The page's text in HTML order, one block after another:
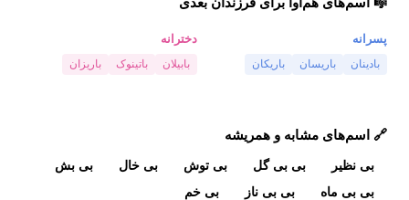
🎼 اسم‌های هم‌آوا برای فرزندان بعدی
پسرانه
بادینان باریسان باریکان
دخترانه
بابیلان باتینوک باریزان
🔗 اسم‌های مشابه و همریشه
بی نظیر بی بی گل بی توش بی خال
بی بش
بی بی ماه
بی بی ناز بی خم